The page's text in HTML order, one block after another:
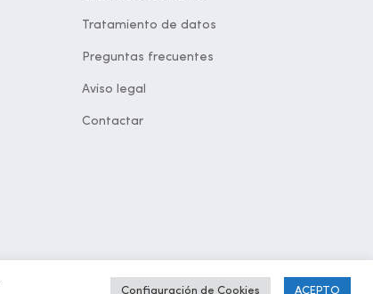
Tratamiento de datos
Preguntas frecuentes
Aviso legal
Contactar
Configuración de Cookies ACEPTO